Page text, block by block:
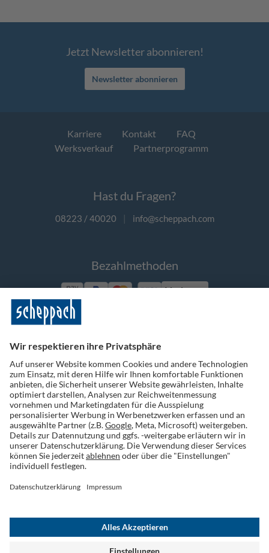
Jetzt Newsletter abonnieren!
Newsletter abonnieren
Karriere Kontakt
FAQ
Werksverkauf
Partnerprogramm
Hast du Fragen?
08223 / 40020 | info@scheppach.com
Bezahlmethoden
Vorkasse
Folge uns auf Social Media
Widerruf einreichen